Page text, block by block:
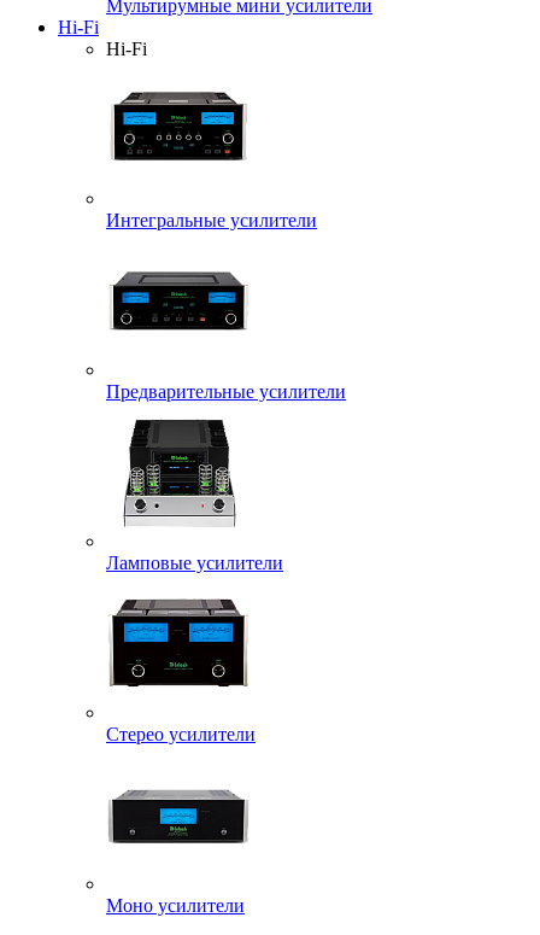
Мультирумные мини усилители
Hi-Fi
Hi-Fi
Интегральные усилители
Предварительные усилители
Ламповые усилители
Стерео усилители
Моно усилители